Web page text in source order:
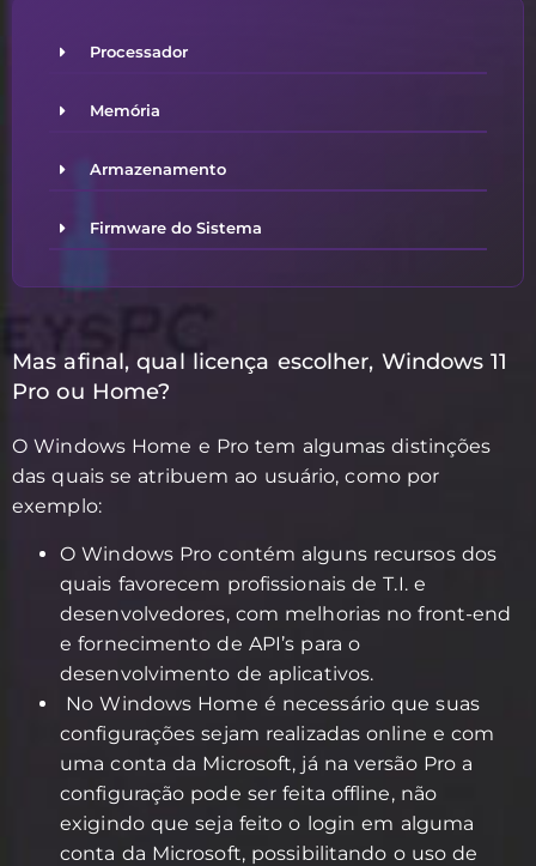
Processador
Memória
Armazenamento
Firmware do Sistema
Mas afinal, qual licença escolher, Windows 11
Pro ou Home?
O Windows Home e Pro tem algumas distinções
das quais se atribuem ao usuário, como por
exemplo:
O Windows Pro contém alguns recursos dos
quais favorecem profissionais de T.I. e
desenvolvedores, com melhorias no front-end
e fornecimento de API’s para o
desenvolvimento de aplicativos.
No Windows Home é necessário que suas
configurações sejam realizadas online e com
uma conta da Microsoft, já na versão Pro a
configuração pode ser feita offline, não
exigindo que seja feito o login em alguma
conta da Microsoft, possibilitando o uso de